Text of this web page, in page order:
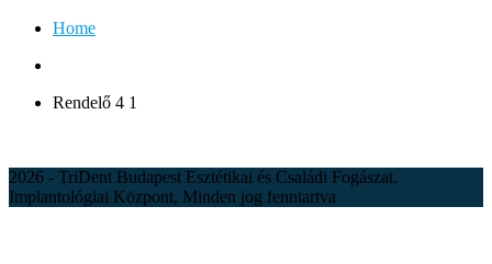
Home
Rendelő 4 1
2026 - TriDent Budapest Esztétikai és Családi Fogászat,
Implantológiai Központ, Minden jog fenntartva